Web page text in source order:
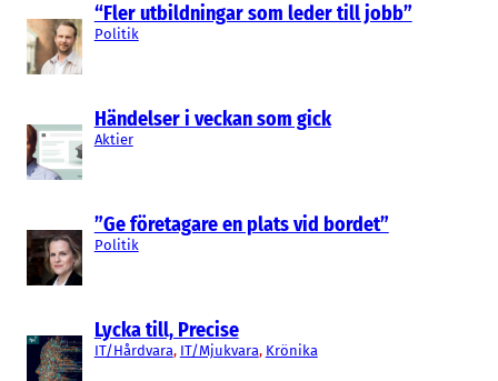
“Fler utbildningar som leder till jobb”
Politik
Händelser i veckan som gick
Aktier
”Ge företagare en plats vid bordet”
Politik
Lycka till, Precise
IT/Hårdvara, IT/Mjukvara, Krönika